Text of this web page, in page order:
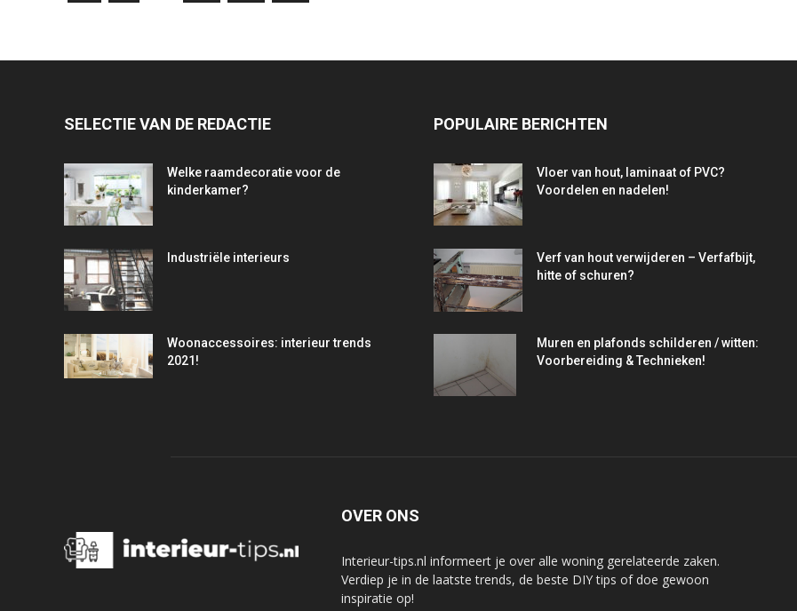
SELECTIE VAN DE REDACTIE
Welke raamdecoratie voor de
kinderkamer?
Industriële interieurs
Woonaccessoires: interieur trends
2021!
POPULAIRE BERICHTEN
Vloer van hout, laminaat of PVC?
Voordelen en nadelen!
Verf van hout verwijderen – Verfafbijt,
hitte of schuren?
Muren en plafonds schilderen / witten:
Voorbereiding & Technieken!
OVER ONS
Interieur-tips.nl informeert je over alle woning gerelateerde zaken.
Verdiep je in de laatste trends, de beste DIY tips of doe gewoon
inspiratie op!